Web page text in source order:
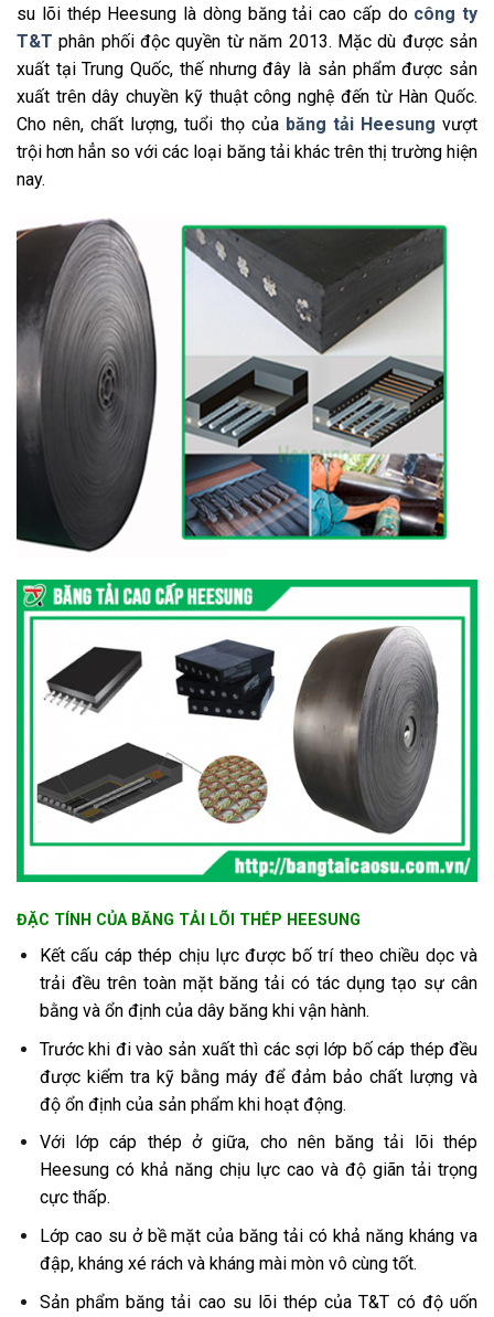
su lõi thép Heesung là dòng băng tải cao cấp do công ty
T&T phân phối độc quyền từ năm 2013. Mặc dù được sản
xuất tại Trung Quốc, thế nhưng đây là sản phẩm được sản
xuất trên dây chuyền kỹ thuật công nghệ đến từ Hàn Quốc.
Cho nên, chất lượng, tuổi thọ của băng tải Heesung vượt
trội hơn hẳn so với các loại băng tải khác trên thị trường hiện
nay.
ĐẶC TÍNH CỦA BĂNG TẢI LÕI THÉP HEESUNG
Kết cấu cáp thép chịu lực được bố trí theo chiều dọc và
trải đều trên toàn mặt băng tải có tác dụng tạo sự cân
bằng và ổn định của dây băng khi vận hành.
Trước khi đi vào sản xuất thì các sợi lớp bố cáp thép đều
được kiểm tra kỹ bằng máy để đảm bảo chất lượng và
độ ổn định của sản phẩm khi hoạt động.
Với lớp cáp thép ở giữa, cho nên băng tải lõi thép
Heesung có khả năng chịu lực cao và độ giãn tải trọng
cực thấp.
Lớp cao su ở bề mặt của băng tải có khả năng kháng va
đập, kháng xé rách và kháng mài mòn vô cùng tốt.
Sản phẩm băng tải cao su lõi thép của T&T có độ uốn